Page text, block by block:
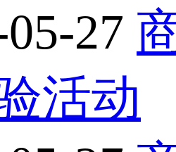
27
活动